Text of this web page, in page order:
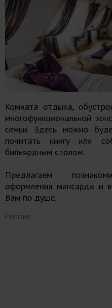
Комната отдыха,
многофункциональной
семьи. Здесь можно
почитать книгу или
бильярдным столом.
Предлагаем
оформления мансарды и
Вам по душе.
Реклама